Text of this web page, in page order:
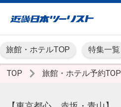
旅館・ホテルTOP 特集一覧
TOP 旅館・ホテル予約TOP